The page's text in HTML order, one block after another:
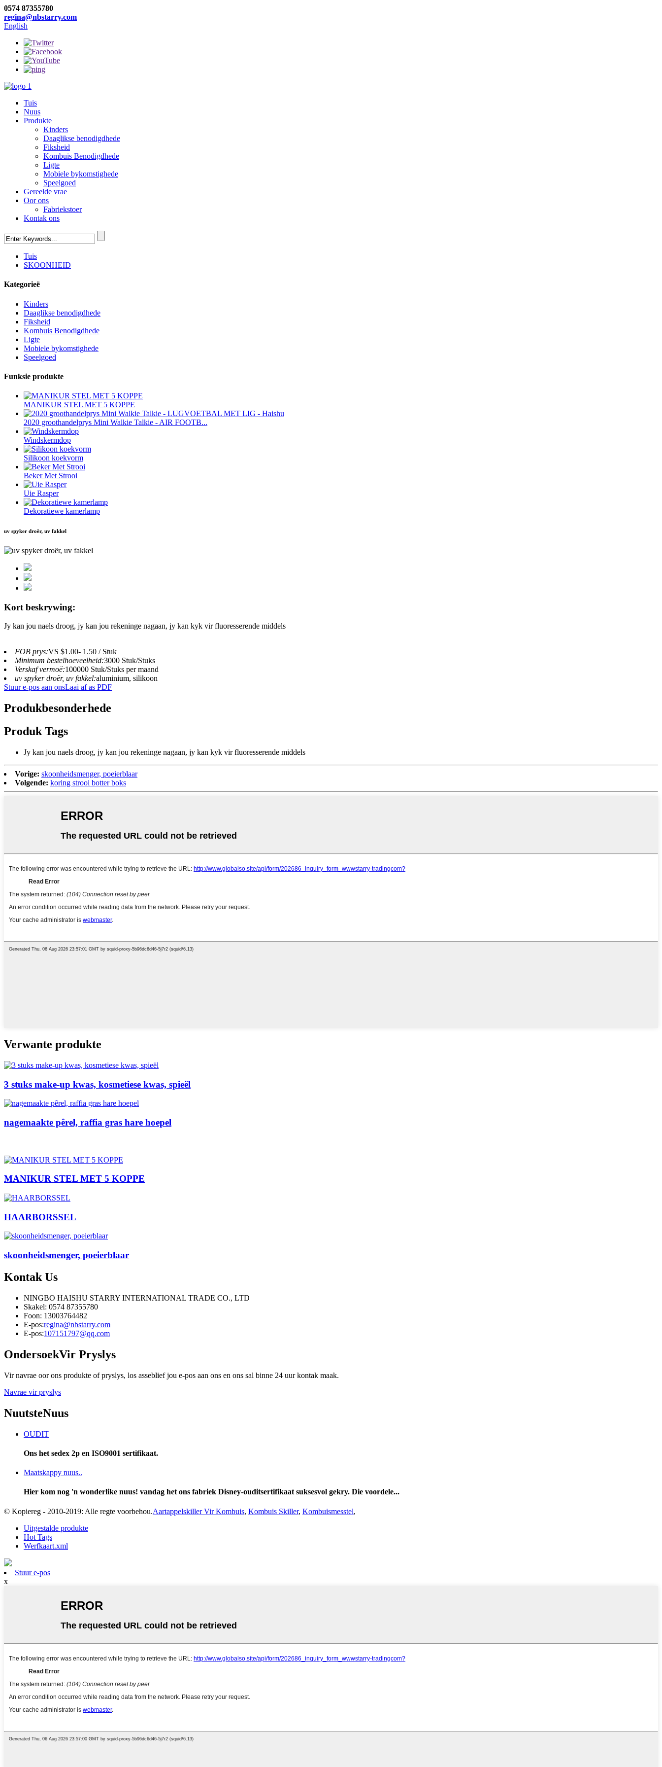
0574 87355780
regina@nbstarry.com
English
Tuis
Nuus
Produkte
Kinders
Daaglikse benodigdhede
Fiksheid
Kombuis Benodigdhede
Ligte
Mobiele bykomstighede
Speelgoed
Gereelde vrae
Oor ons
Fabriekstoer
Kontak ons
Tuis
SKOONHEID
Kategorieë
Kinders
Daaglikse benodigdhede
Fiksheid
Kombuis Benodigdhede
Ligte
Mobiele bykomstighede
Speelgoed
Funksie produkte
MANIKUR STEL MET 5 KOPPE
2020 groothandelprys Mini Walkie Talkie - AIR FOOTB...
Windskermdop
Silikoon koekvorm
Beker Met Strooi
Uie Rasper
Dekoratiewe kamerlamp
uv spyker droër, uv fakkel
Kort beskrywing:
Jy kan jou naels droog, jy kan jou rekeninge nagaan, jy kan kyk vir fluoresserende middels
FOB prys:VS $1.00- 1.50 / Stuk
Minimum bestelhoeveelheid:3000 Stuk/Stuks
Verskaf vermoë:100000 Stuk/Stuks per maand
uv spyker droër, uv fakkel:aluminium, silikoon
Stuur e-pos aan onsLaai af as PDF
Produkbesonderhede
Produk Tags
Jy kan jou naels droog, jy kan jou rekeninge nagaan, jy kan kyk vir fluoresserende middels
Vorige: skoonheidsmenger, poeierblaar
Volgende: koring strooi botter boks
Verwante produkte
3 stuks make-up kwas, kosmetiese kwas, spieël
nagemaakte pêrel, raffia gras hare hoepel
MANIKUR STEL MET 5 KOPPE
HAARBORSSEL
skoonheidsmenger, poeierblaar
Kontak Us
NINGBO HAISHU STARRY INTERNATIONAL TRADE CO., LTD
Skakel: 0574 87355780
Foon: 13003764482
E-pos:regina@nbstarry.com
E-pos:107151797@qq.com
OndersoekVir Pryslys
Vir navrae oor ons produkte of pryslys, los asseblief jou e-pos aan ons en ons sal binne 24 uur kontak maak.
Navrae vir pryslys
NuutsteNuus
OUDIT
Ons het sedex 2p en ISO9001 sertifikaat.
Maatskappy nuus..
Hier kom nog 'n wonderlike nuus! vandag het ons fabriek Disney-ouditsertifikaat suksesvol gekry. Die voordele...
© Kopiereg - 2010-2019: Alle regte voorbehou.Aartappelskiller Vir Kombuis, Kombuis Skiller, Kombuismesstel,
Uitgestalde produkte
Hot Tags
Werfkaart.xml
Stuur e-pos
x